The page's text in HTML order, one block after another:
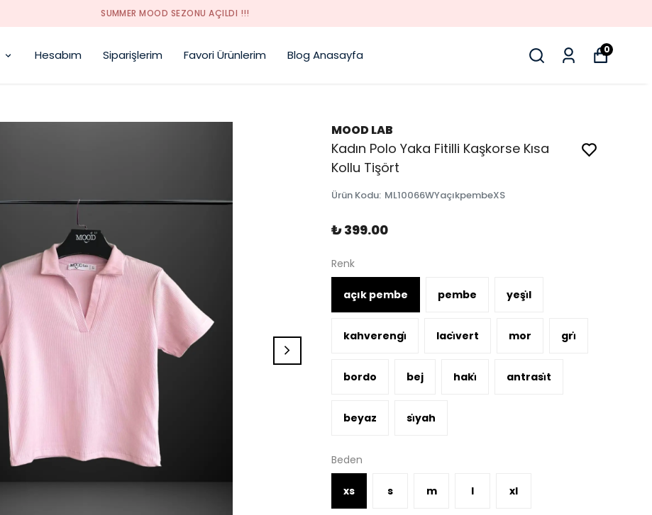
SUMMER MOOD SEZONU AÇILDI !!!
Hesabım Siparişlerim Favori Ürünlerim Blog Anasayfa 0
MOOD LAB
Kadın Polo Yaka Fitilli Kaşkorse Kısa
Kollu Tişört
Ürün Kodu: ML10066WYaçıkpembeXS
₺ 399.00
Renk
açık pembe pembe yeşi̇l
kahverengi̇ laci̇vert mor gri̇
bordo bej haki̇ antrasi̇t
beyaz si̇yah
Beden
xs s m l xl